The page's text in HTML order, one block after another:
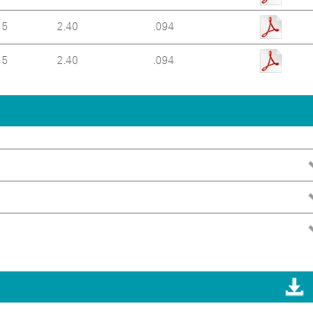
2.40 .094
2.40 .094